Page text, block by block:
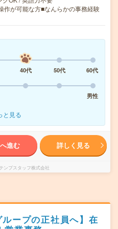
作が可能な方■なんらかの事務経験
40代 50代
60代
男性
と見る
進む 詳しく見る
ンプスタッフ株式会社
ープの正社員へ】在